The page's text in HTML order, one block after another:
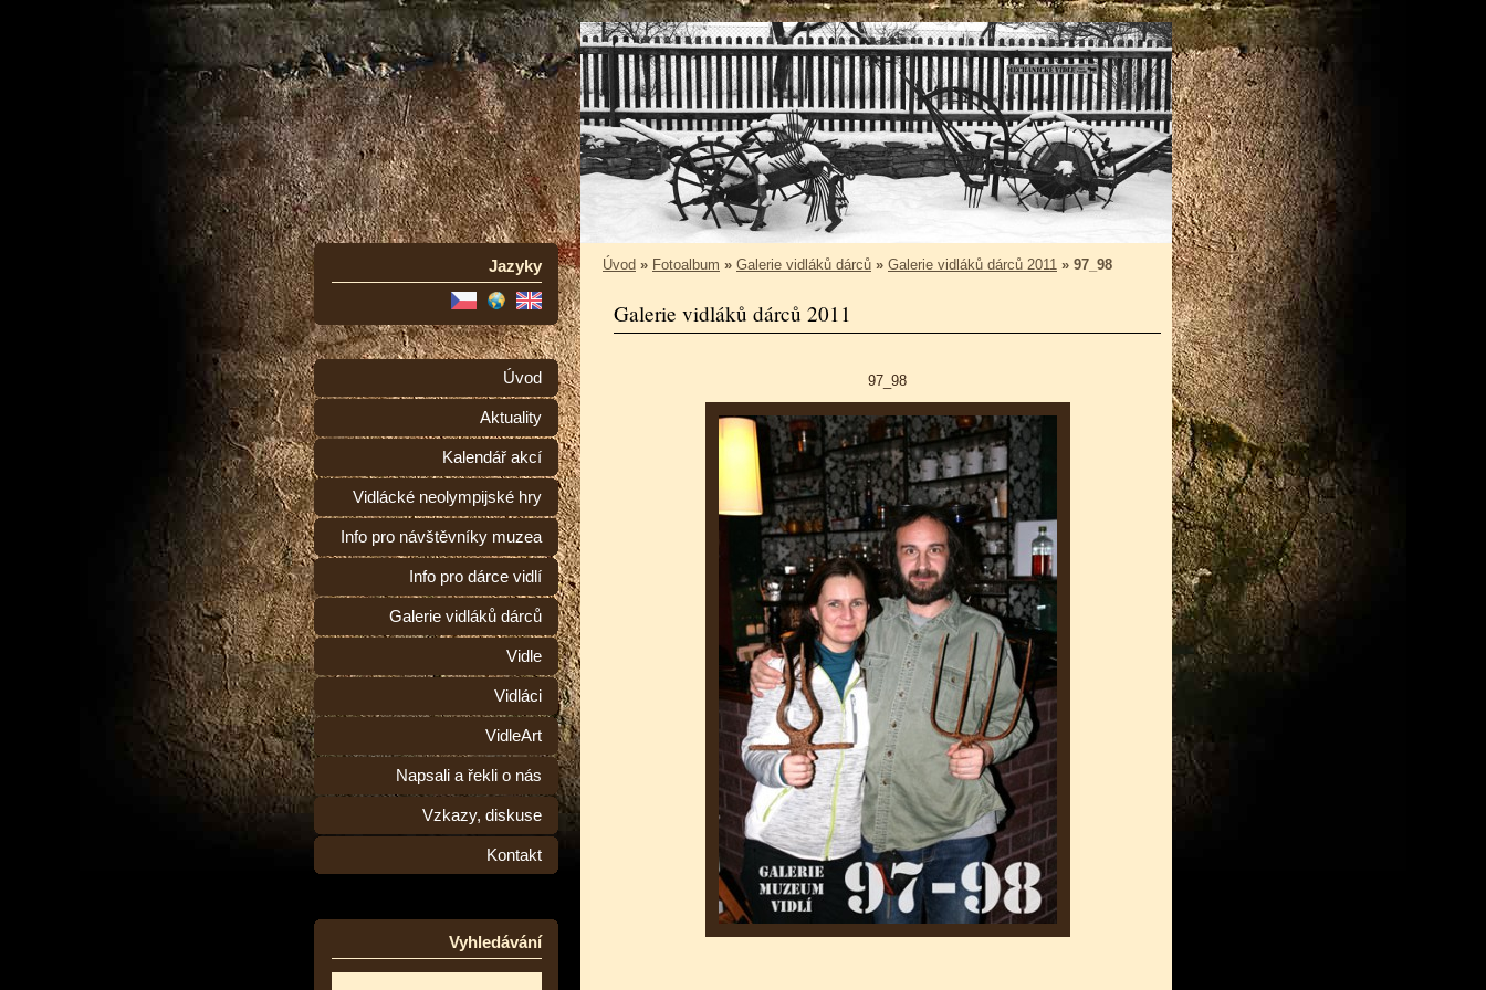
Jazyky
Úvod
Aktuality
Kalendář akcí
Vidlácké neolympijské hry
Info pro návštěvníky muzea
Info pro dárce vidlí
Galerie vidláků dárců
Vidle
Vidláci
VidleArt
Napsali a řekli o nás
Vzkazy, diskuse
Kontakt
Vyhledávání
Úvod » Fotoalbum » Galerie vidláků dárců » Galerie vidláků dárců 2011 » 97_98
Galerie vidláků dárců 2011
97_98